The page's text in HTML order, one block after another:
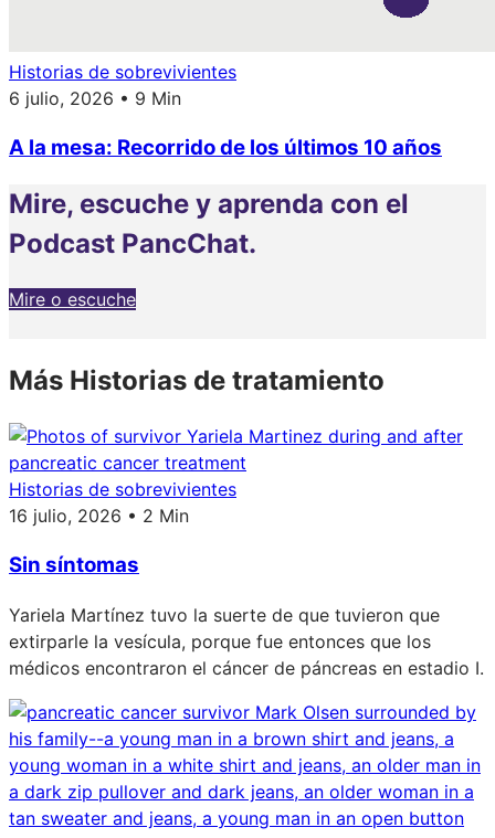
Historias de sobrevivientes
6 julio, 2026 • 9 Min
A la mesa: Recorrido de los últimos 10 años
Mire, escuche y aprenda con el
Podcast PancChat.
Mire o escuche
Más Historias de tratamiento
Historias de sobrevivientes
16 julio, 2026 • 2 Min
Sin síntomas
Yariela Martínez tuvo la suerte de que tuvieron que
extirparle la vesícula, porque fue entonces que los
médicos encontraron el cáncer de páncreas en estadio I.